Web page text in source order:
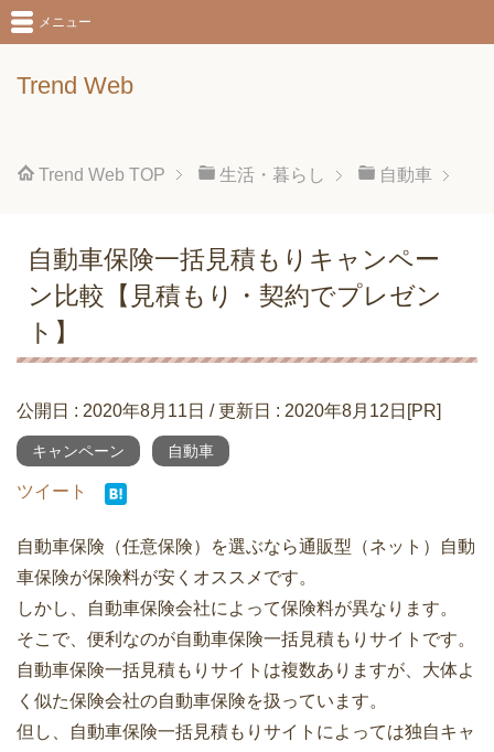
Trend Web
メニュー
Trend Web TOP 生活・暮らし 自動車
自動車保険一括見積もりキャンペー
ン比較【見積もり・契約でプレゼン
ト】
公開日 : 2020年8月11日 / 更新日 : 2020年8月12日 [PR]
キャンペーン 自動車
ツイート
自動車保険（任意保険）を選ぶなら通販型（ネット）自動
車保険が保険料が安くオススメです。
しかし、自動車保険会社によって保険料が異なります。
そこで、便利なのが自動車保険一括見積もりサイトです。
自動車保険一括見積もりサイトは複数ありますが、大体よ
く似た保険会社の自動車保険を扱っています。
但し、自動車保険一括見積もりサイトによっては独自キャ